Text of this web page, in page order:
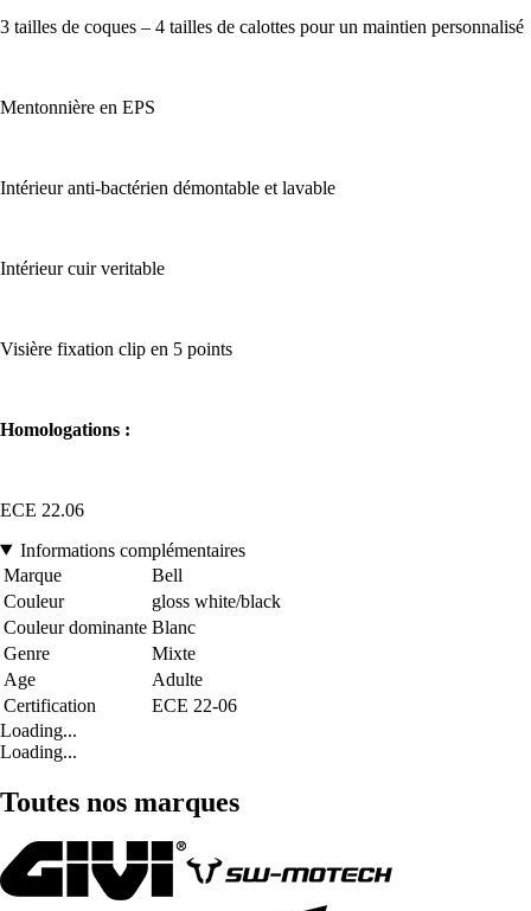
3 tailles de coques – 4 tailles de calottes pour un maintien personnalisé
Mentonnière en EPS
Intérieur anti-bactérien démontable et lavable
Intérieur cuir veritable
Visière fixation clip en 5 points
Homologations :
ECE 22.06
Informations complémentaires
Marque
Bell
Couleur
gloss white/black
Couleur dominante Blanc
Genre
Mixte
Age
Adulte
Certification
ECE 22-06
Loading...
Loading...
Toutes nos marques